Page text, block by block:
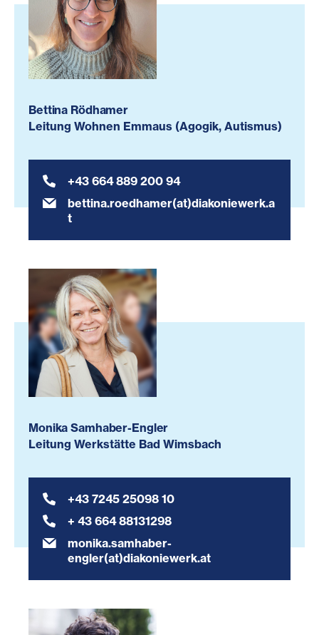
Bettina Rödhamer
Leitung Wohnen Emmaus (Agogik, Autismus)
+43 664 889 200 94
bettina.roedhamer(at)diakoniewerk.a
t
Monika Samhaber-Engler
Leitung Werkstätte Bad Wimsbach
+43 7245 25098 10
+ 43 664 88131298
monika.samhaber-
engler(at)diakoniewerk.at